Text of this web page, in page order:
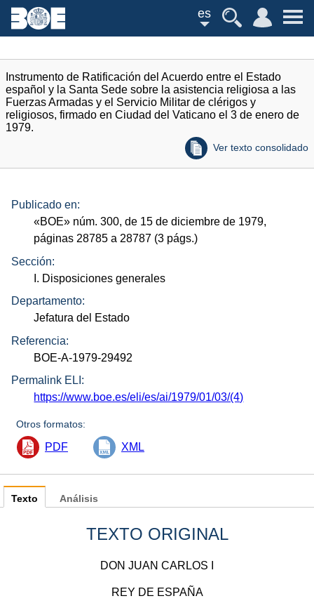
es
Instrumento de Ratificación del Acuerdo entre el Estado
español y la Santa Sede sobre la asistencia religiosa a las
Fuerzas Armadas y el Servicio Militar de clérigos y
religiosos, firmado en Ciudad del Vaticano el 3 de enero de
1979.
Ver texto consolidado
Publicado en:
«BOE» núm. 300, de 15 de diciembre de 1979,
páginas 28785 a 28787 (3 págs.)
Sección:
I. Disposiciones generales
Departamento:
Jefatura del Estado
Referencia:
BOE-A-1979-29492
Permalink ELI:
https://www.boe.es/eli/es/ai/1979/01/03/(4)
Otros formatos:
PDF XML
Texto
TEXTO ORIGINAL
DON JUAN CARLOS I
REY DE ESPAÑA
Análisis